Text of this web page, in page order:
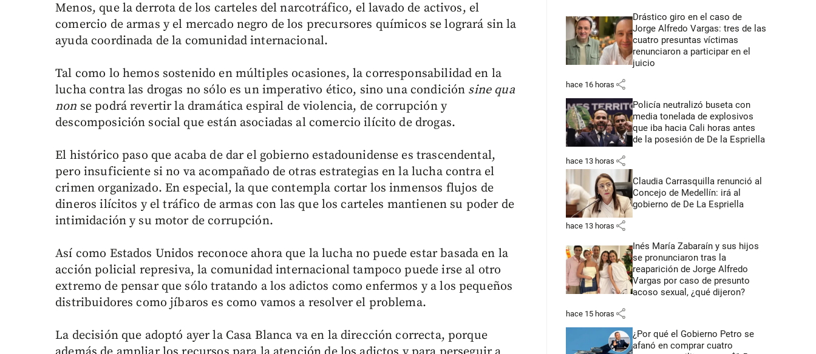
Menos, que la derrota de los carteles del narcotráfico, el lavado de activos, el
comercio de armas y el mercado negro de los precursores químicos se logrará sin la
ayuda coordinada de la comunidad internacional.
Tal como lo hemos sostenido en múltiples ocasiones, la corresponsabilidad en la
lucha contra las drogas no sólo es un imperativo ético, sino una condición sine qua
non se podrá revertir la dramática espiral de violencia, de corrupción y
descomposición social que están asociadas al comercio ilícito de drogas.
El histórico paso que acaba de dar el gobierno estadounidense es trascendental,
pero insuficiente si no va acompañado de otras estrategias en la lucha contra el
crimen organizado. En especial, la que contempla cortar los inmensos flujos de
dineros ilícitos y el tráfico de armas con las que los carteles mantienen su poder de
intimidación y su motor de corrupción.
Así como Estados Unidos reconoce ahora que la lucha no puede estar basada en la
acción policial represiva, la comunidad internacional tampoco puede irse al otro
extremo de pensar que sólo tratando a los adictos como enfermos y a los pequeños
distribuidores como jíbaros es como vamos a resolver el problema.
La decisión que adoptó ayer la Casa Blanca va en la dirección correcta, porque
Drástico giro en el caso de
Jorge Alfredo Vargas: tres de las
cuatro presuntas víctimas
renunciaron a participar en el
juicio
hace 16 horas share
Policía neutralizó buseta con
media tonelada de explosivos
que iba hacia Cali horas antes
de la posesión de De la Espriella
hace 13 horas share
Claudia Carrasquilla renunció al
Concejo de Medellín: irá al
gobierno de De La Espriella
hace 13 horas share
Inés María Zabaraín y sus hijos
se pronunciaron tras la
reaparición de Jorge Alfredo
Vargas por caso de presunto
acoso sexual, ¿qué dijeron?
hace 15 horas share
¿Por qué el Gobierno Petro se
afanó en comprar cuatro